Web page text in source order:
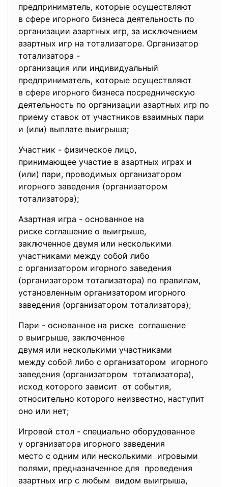
предприниматель, которые осуществляют
в сфере игорного бизнеса деятельность по
организации азартных игр, за исключением
азартных игр на тотализаторе. Организатор
тотализатора -
организация или индивидуальный
предприниматель, которые осуществляют
в сфере игорного бизнеса посредническую
деятельность по организации азартных игр по
приему ставок от участников взаимных пари
и (или) выплате выигрыша;
Участник - физическое лицо,
принимающее участие в азартных играх и
(или) пари, проводимых организатором
игорного заведения (организатором
тотализатора);
Азартная игра - основанное на
риске соглашение о выигрыше,
заключенное двумя или несколькими
участниками между собой либо
с организатором игорного заведения
(организатором тотализатора) по правилам,
установленным организатором игорного
заведения (организатором тотализатора);
Пари - основанное на риске соглашение
о выигрыше, заключенное
двумя или несколькими участниками
между собой либо с организатором игорного
заведения (организатором тотализатора),
исход которого зависит от события,
относительно которого неизвестно, наступит
оно или нет;
Игровой стол - специально оборудованное
у организатора игорного заведения
место с одним или несколькими игровыми
полями, предназначенное для проведения
азартных игр с любым видом выигрыша,